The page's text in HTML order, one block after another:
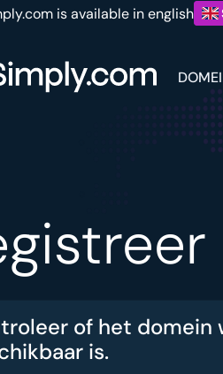
is available in english
of het domein
is.